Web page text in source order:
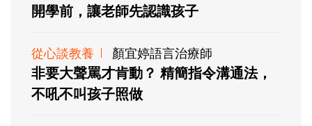
開學前，讓老師先認識孩子
從心談教養 顏宜婷語言治療師
非要大聲罵才肯動？ 精簡指令溝通法，
不吼不叫孩子照做